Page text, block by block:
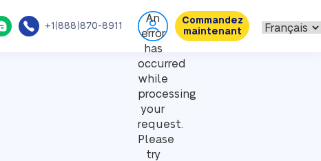
+1(888)870-8911
An
error
has
occurred
while
processing
your
request.
Please
try
Commandez
maintenant